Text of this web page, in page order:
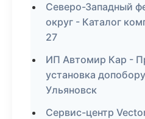
Северо-Западный
округ - Каталог
27
ИП Автомир Кар -
установка
Ульяновск
Сервис-центр